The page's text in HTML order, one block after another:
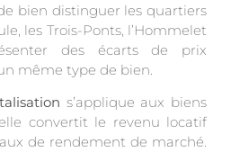
bien distinguer les quartiers
les Trois-Ponts, l’Hommelet
des écarts de prix
même type de bien.
s’applique aux biens
convertit le revenu locatif
de rendement de marché.